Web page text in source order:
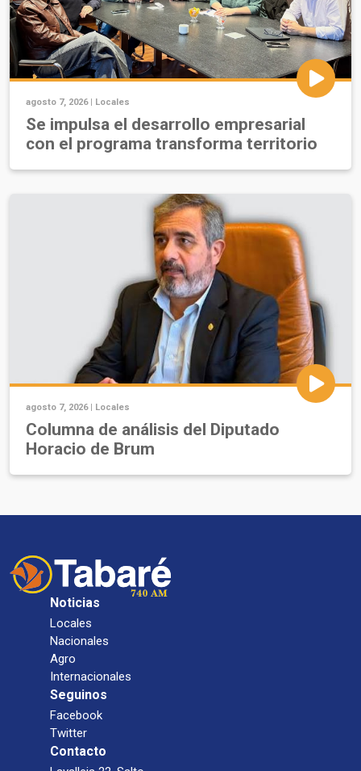
agosto 7, 2026 | Locales
Se impulsa el desarrollo empresarial
con el programa transforma territorio
agosto 7, 2026 | Locales
Columna de análisis del Diputado
Horacio de Brum
Noticias
Locales
Nacionales
Agro
Internacionales
Seguinos
Facebook
Twitter
Contacto